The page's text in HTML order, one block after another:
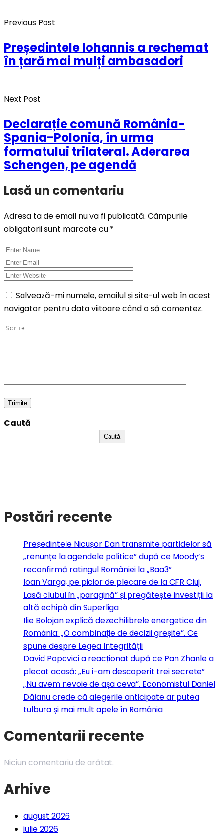
Previous Post
Președintele Iohannis a rechemat
în țară mai mulți ambasadori
Next Post
Declarație comună România-
Spania-Polonia, în urma
formatului trilateral. Aderarea
Schengen, pe agendă
Lasă un comentariu
Adresa ta de email nu va fi publicată. Câmpurile
obligatorii sunt marcate cu *
Salvează-mi numele, emailul și site-ul web în acest
navigator pentru data viitoare când o să comentez.
Caută
Caută
Postări recente
Președintele Nicușor Dan transmite partidelor să
„renunțe la agendele politice” după ce Moody’s
reconfirmă ratingul României la „Baa3”
Ioan Varga, pe picior de plecare de la CFR Cluj.
Lasă clubul în „paragină” și pregătește investiții la
altă echipă din Superliga
Ilie Bolojan explică dezechilibrele energetice din
România: „O combinație de decizii greșite”. Ce
spune despre Legea Integrității
David Popovici a reacționat după ce Pan Zhanle a
plecat acasă: „Eu i-am descoperit trei secrete”
„Nu avem nevoie de așa ceva”. Economistul Daniel
Dăianu crede că alegerile anticipate ar putea
tulbura și mai mult apele în România
Comentarii recente
Niciun comentariu de arătat.
Arhive
august 2026
iulie 2026